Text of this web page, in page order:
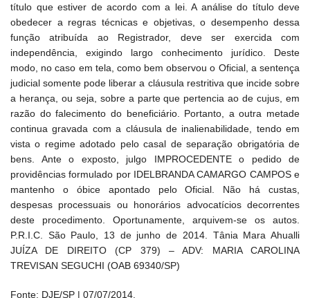
título que estiver de acordo com a lei. A análise do título deve
obedecer a regras técnicas e objetivas, o desempenho dessa
função atribuída ao Registrador, deve ser exercida com
independência, exigindo largo conhecimento jurídico. Deste
modo, no caso em tela, como bem observou o Oficial, a sentença
judicial somente pode liberar a cláusula restritiva que incide sobre
a herança, ou seja, sobre a parte que pertencia ao de cujus, em
razão do falecimento do beneficiário. Portanto, a outra metade
continua gravada com a cláusula de inalienabilidade, tendo em
vista o regime adotado pelo casal de separação obrigatória de
bens. Ante o exposto, julgo IMPROCEDENTE o pedido de
providências formulado por IDELBRANDA CAMARGO CAMPOS e
mantenho o óbice apontado pelo Oficial. Não há custas,
despesas processuais ou honorários advocatícios decorrentes
deste procedimento. Oportunamente, arquivem-se os autos.
P.R.I.C. São Paulo, 13 de junho de 2014. Tânia Mara Ahualli
JUÍZA DE DIREITO (CP 379) – ADV: MARIA CAROLINA
TREVISAN SEGUCHI (OAB 69340/SP)
Fonte: DJE/SP | 07/07/2014.